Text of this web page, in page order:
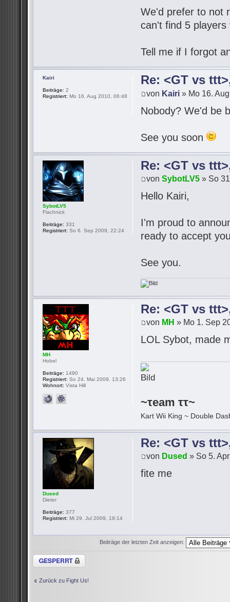
We'd prefer to not
can't find 5
Tell me if I forgot
Re: <GT vs
von Kairi » Mo 16.
Nobody? We'd be
See you soon
Kairi
Beiträge: 2
Registriert: Mo 16. Aug 2010, 06:48
Re: <GT vs
vonSybotLV5 » So
Hello Kairi,
I'm proud to
ready to accept
See you.
SybotLV5
Flachnick
Beiträge: 331
Registriert: So 6. Sep 2009, 22:24
Re: <GT vs
von MH » Mo 1. Sep
LOL Sybot, made
~τeam ττ~
Kart Wii King ~ Double
MH
Hobel
Beiträge: 1490
Registriert: So 24. Mai 2009, 13:26
Wohnort: Vista Hill
Re: <GT vs
von Dused » So 5.
fite me
Dused
Dieter
Beiträge: 377
Registriert: Mi 29. Jul 2009, 19:14
Beiträge der letzten Zeit anzeigen:
Thema gesperrt
Zurück zu Fight Us!